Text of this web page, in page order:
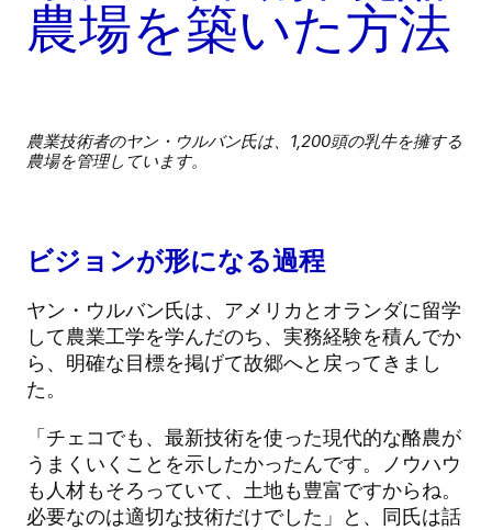
農場を築いた方法
農業技術者のヤン・ウルバン氏は、1,200頭の乳牛を擁する
農場を管理しています。
ビジョンが形になる過程
ヤン・ウルバン氏は、アメリカとオランダに留学
して農業工学を学んだのち、実務経験を積んでか
ら、明確な目標を掲げて故郷へと戻ってきまし
た。
「チェコでも、最新技術を使った現代的な酪農が
うまくいくことを示したかったんです。ノウハウ
も人材もそろっていて、土地も豊富ですからね。
必要なのは適切な技術だけでした」と、同氏は話